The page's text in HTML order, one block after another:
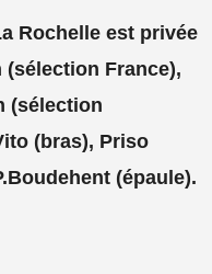
Rochelle est privée
France),
(sélection
(bras), Priso
(épaule).